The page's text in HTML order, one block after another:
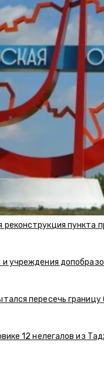
пункта
учреждения
пересечь
12 нелегалов из